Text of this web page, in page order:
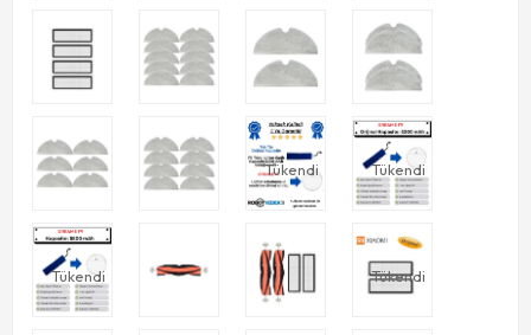
Tükendi Tükendi
Tükendi Tükendi